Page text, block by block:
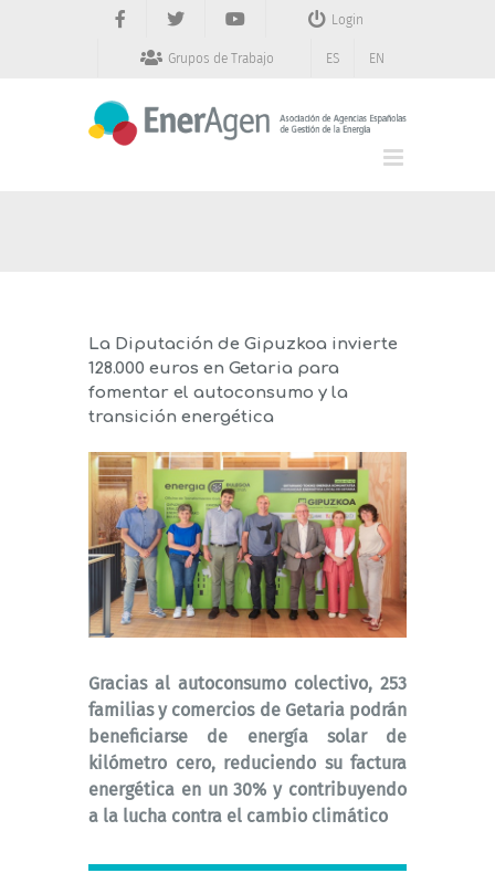
Login
Grupos de Trabajo ES EN
La Diputación de Gipuzkoa invierte
128.000 euros en Getaria para
fomentar el autoconsumo y la
transición energética
Gracias al autoconsumo colectivo, 253
familias y comercios de Getaria podrán
beneficiarse de energía solar de
kilómetro cero, reduciendo su factura
energética en un 30% y contribuyendo
a la lucha contra el cambio climático